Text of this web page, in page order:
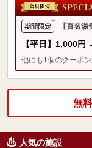
期間限定 【百名
【平日】 1,000円
他にも1個のクーポン
無
人気の施設